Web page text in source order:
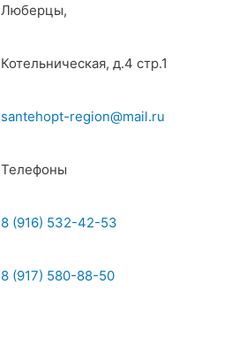
Люберцы,
Котельническая, д.4 стр.1
santehopt-region@mail.ru
Телефоны
8 (916) 532-42-53
8 (917) 580-88-50